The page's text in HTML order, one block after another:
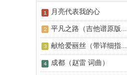
月亮代表我的心
平凡之路（吉他谱原版...
献给爱丽丝（带详细指...
成都（赵雷 词曲）